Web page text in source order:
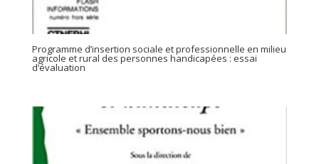
Programme d’insertion sociale et professionnelle en milieu
agricole et rural des personnes handicapées : essai
d’évaluation